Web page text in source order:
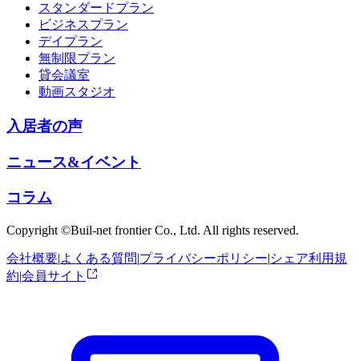
スタンダードプラン
ビジネスプラン
デイプラン
無制限プラン
貸会議室
動画スタジオ
入居者の声
ニュース&イベント
コラム
Copyright ©Buil-net frontier Co., Ltd. All rights reserved.
会社概要|よくある質問|プライバシーポリシー|シェア利用規
約|会員サイト